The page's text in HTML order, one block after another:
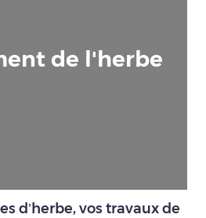
de l'herbe
d’herbe, vos travaux de